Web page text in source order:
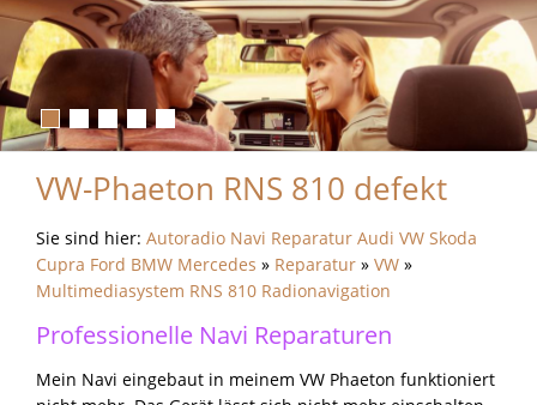
VW-Phaeton RNS 810 defekt
Sie sind hier: Autoradio Navi Reparatur Audi VW Skoda
Cupra Ford BMW Mercedes » Reparatur » VW »
Multimediasystem RNS 810 Radionavigation
Professionelle Navi Reparaturen
Mein Navi eingebaut in meinem VW Phaeton funktioniert